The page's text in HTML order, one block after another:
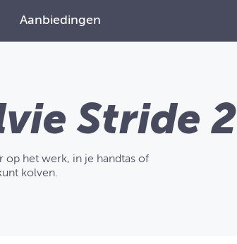
Aanbiedingen
Stride 2
het werk, in je handtas of
kolven.